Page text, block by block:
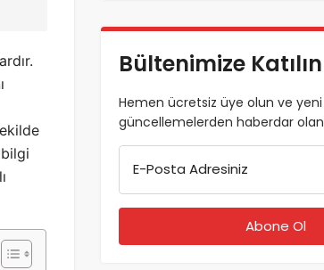
Bültenimize Katılın
Hemen ücretsiz üye olun ve yeni
güncellemelerden haberdar olan
E-Posta Adresiniz